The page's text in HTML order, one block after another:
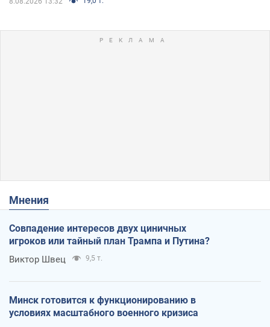
Мнения
Совпадение интересов двух циничных
игроков или тайный план Трампа и Путина?
Виктор Швец 9,5 т.
Минск готовится к функционированию в
условиях масштабного военного кризиса